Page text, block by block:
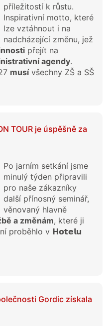
příležitostí k růstu.
Inspirativní motto, které
lze vztáhnout i na
nadcházející změnu, jež
přejít na
agendy.
musívšechny ZŠ a SŠ
TOUR je úspěšně za
Po jarním setkání jsme
minulý týden připravili
pro naše zákazníky
další přínosný seminář,
věnovaný hlavně
a změnám, které ji
proběhlo v 𝗛𝗼𝘁𝗲𝗹𝘂
Gordic získala